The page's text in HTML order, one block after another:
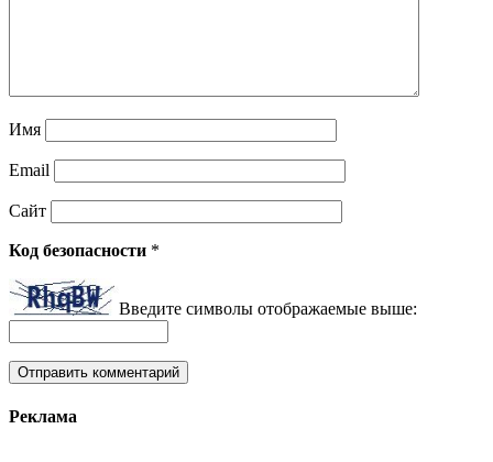
Имя
Email
Сайт
Код безопасности *
Введите символы отображаемые выше:
Реклама